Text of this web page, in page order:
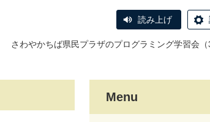
読み上げ
さわやかちば県民プラザのプログラミング学習会
Menu